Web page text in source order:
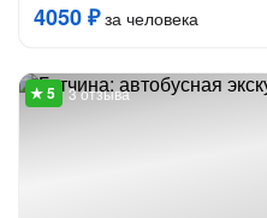
4050 ₽за человека
3 отзыва